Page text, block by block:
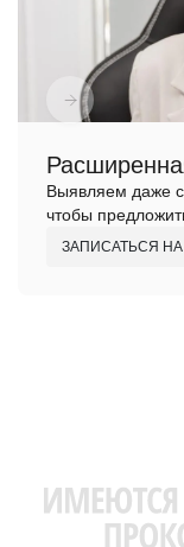
Выявляем даже
чтобы
ЗАПИСАТЬСЯ